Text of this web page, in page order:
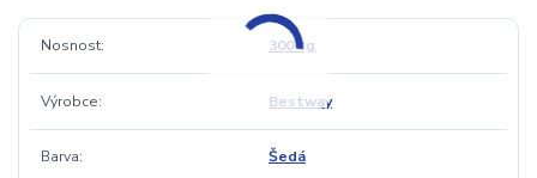
Nosnost 300 kg
Výrobce Bestway
Barva Šedá